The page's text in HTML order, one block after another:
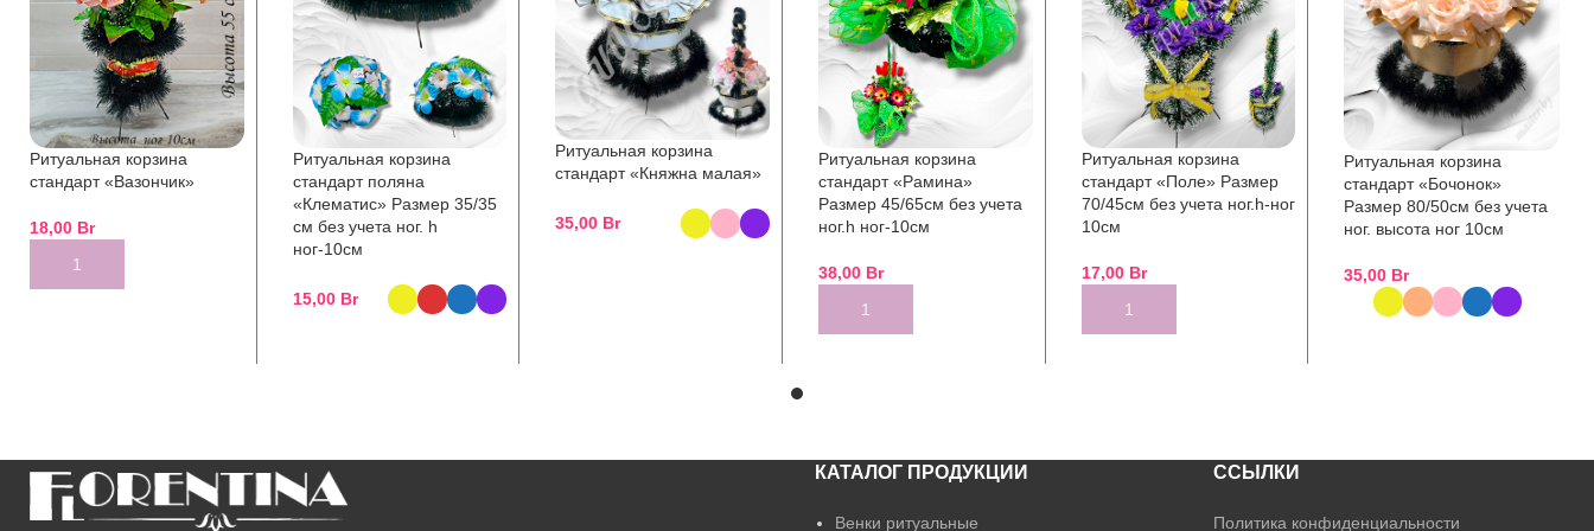
Ритуальная корзина
стандарт «Вазончик»
18,00 Br
ADD TO CART
Ритуальная корзина
стандарт поляна
«Клематис» Размер 35/35
см без учета ног. h
ног-10см
15,00 Br
Ритуальная корзина
стандарт «Княжна малая»
35,00 Br
Ритуальная корзина
стандарт «Рамина»
Размер 45/65см без учета
ног.h ног-10см
38,00 Br
ADD TO CART
Ритуальная корзина
стандарт «Поле» Размер
70/45см без учета ног.h-ног
10см
17,00 Br
ADD TO CART
Ритуальная корзина
стандарт «Бочонок»
Размер 80/50см без учета
ног. высота ног 10см
35,00 Br
КАТАЛОГ ПРОДУКЦИИ
Венки ритуальные
ССЫЛКИ
Политика конфиденциальности